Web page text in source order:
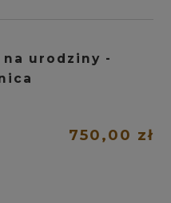
urodziny -
750,00 zł